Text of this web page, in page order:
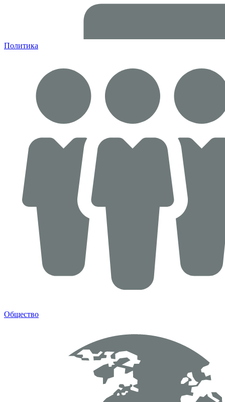
Политика
Общество